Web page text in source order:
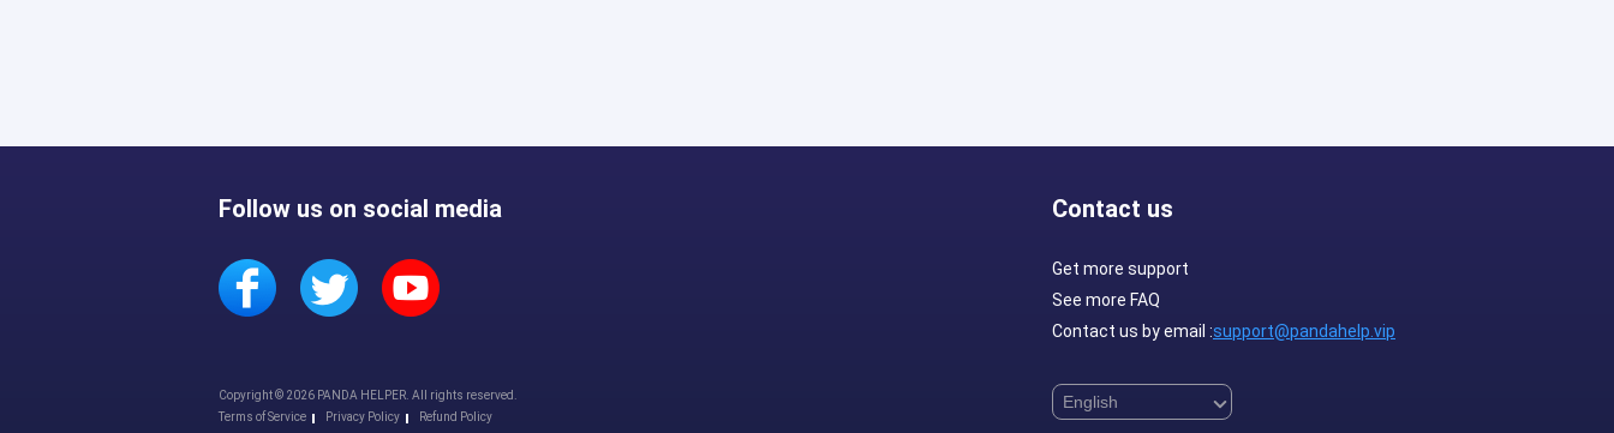
Follow us on social media
Copyright © 2026 PANDA HELPER. All rights reserved.
Terms of Service
Privacy Policy Refund Policy
Contact us
Get more support
See more FAQ
Contact us by email :support@pandahelp.vip